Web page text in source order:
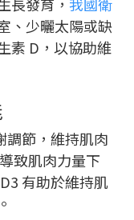
、少曬太陽或缺
素 D，以協助維
調節，維持肌肉
致肌肉力量下
有助於維持肌